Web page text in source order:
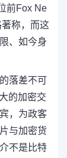
前Fox Ne
称，而这
、如今身
落差不可
的加密交
，为政客
与加密货
不是比特